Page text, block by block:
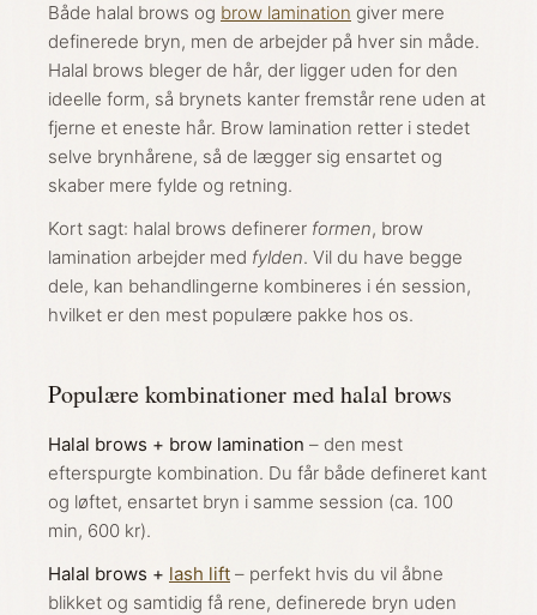
Både halal brows og brow lamination giver mere
definerede bryn, men de arbejder på hver sin måde.
Halal brows bleger de hår, der ligger uden for den
ideelle form, så brynets kanter fremstår rene uden at
fjerne et eneste hår. Brow lamination retter i stedet
selve brynhårene, så de lægger sig ensartet og
skaber mere fylde og retning.
Kort sagt: halal brows definerer formen, brow
lamination arbejder med fylden. Vil du have begge
dele, kan behandlingerne kombineres i én session,
hvilket er den mest populære pakke hos os.
Populære kombinationer med halal brows
Halal brows + brow lamination – den mest
efterspurgte kombination. Du får både defineret kant
og løftet, ensartet bryn i samme session (ca. 100
min, 600 kr).
Halal brows + lash lift – perfekt hvis du vil åbne
blikket og samtidig få rene, definerede bryn uden